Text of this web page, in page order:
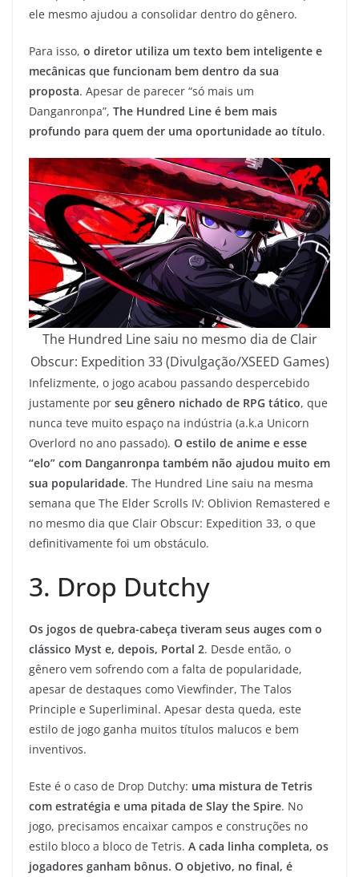
ele mesmo ajudou a consolidar dentro do gênero.
Para isso, o diretor utiliza um texto bem inteligente e
mecânicas que funcionam bem dentro da sua
proposta. Apesar de parecer “só mais um
Danganronpa”, The Hundred Line é bem mais
profundo para quem der uma oportunidade ao título.
The Hundred Line saiu no mesmo dia de Clair
Obscur: Expedition 33 (Divulgação/XSEED Games)
Infelizmente, o jogo acabou passando despercebido
justamente por seu gênero nichado de RPG tático, que
nunca teve muito espaço na indústria (a.k.a Unicorn
Overlord no ano passado). O estilo de anime e esse
“elo” com Danganronpa também não ajudou muito em
sua popularidade. The Hundred Line saiu na mesma
semana que The Elder Scrolls IV: Oblivion Remastered e
no mesmo dia que Clair Obscur: Expedition 33, o que
definitivamente foi um obstáculo.
3. Drop Dutchy
Os jogos de quebra-cabeça tiveram seus auges com o
clássico Myst e, depois, Portal 2. Desde então, o
gênero vem sofrendo com a falta de popularidade,
apesar de destaques como Viewfinder, The Talos
Principle e Superliminal. Apesar desta queda, este
estilo de jogo ganha muitos títulos malucos e bem
inventivos.
Este é o caso de Drop Dutchy: uma mistura de Tetris
com estratégia e uma pitada de Slay the Spire. No
jogo, precisamos encaixar campos e construções no
estilo bloco a bloco de Tetris. A cada linha completa, os
jogadores ganham bônus. O objetivo, no final, é